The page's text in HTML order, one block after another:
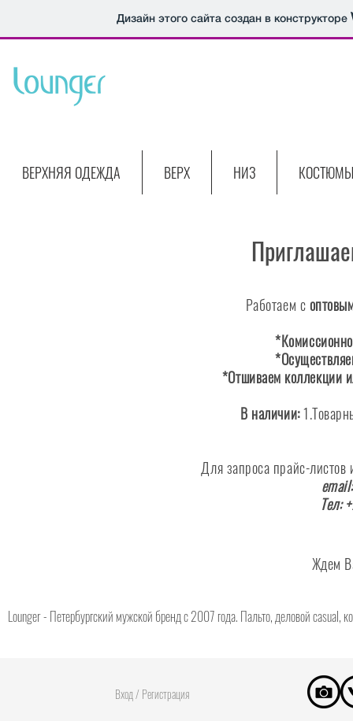
Дизайн этого сайта создан в конструкторе
ВЕРХНЯЯ ОДЕЖДА ВЕРХ НИЗ КОСТЮМЫ
Работаем с
*Отшиваем коллекции
В наличии:
Для запроса прайс-
email:
Тел:
Ждем
Lounger - Петербургский мужской бренд с 2007 года. Пальто, деловой casual,
Вход / Регистрация